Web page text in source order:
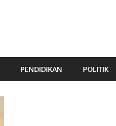
PENDIDIKAN POLITIK